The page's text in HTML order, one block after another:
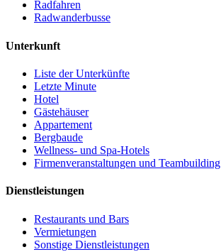
Radfahren
Radwanderbusse
Unterkunft
Liste der Unterkünfte
Letzte Minute
Hotel
Gästehäuser
Appartement
Bergbaude
Wellness- und Spa-Hotels
Firmenveranstaltungen und Teambuilding
Dienstleistungen
Restaurants und Bars
Vermietungen
Sonstige Dienstleistungen